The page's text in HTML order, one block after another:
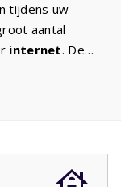
tijdens uw
aantal
internet. De
een schuifpui
grasveld. De